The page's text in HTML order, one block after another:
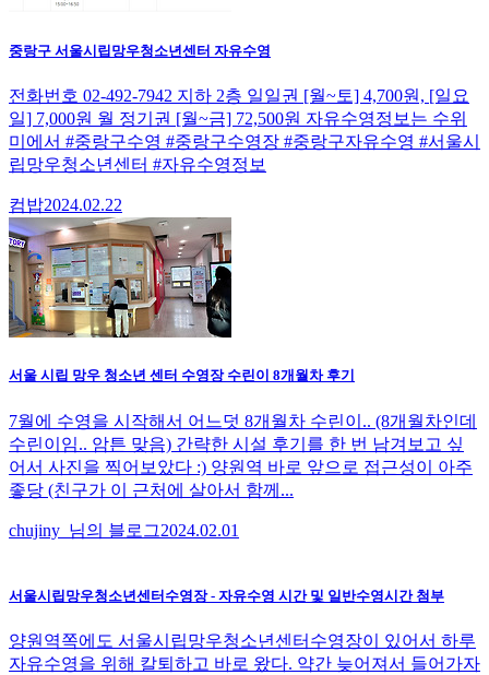
중랑구 서울시립망우청소년센터 자유수영
전화번호 02-492-7942 지하 2층 일일권 [월~토] 4,700원, [일요
일] 7,000원 월 정기권 [월~금] 72,500원 자유수영정보는 수위
미에서 #중랑구수영 #중랑구수영장 #중랑구자유수영 #서울시
립망우청소년센터 #자유수영정보
컴밥2024.02.22
서울 시립 망우 청소년 센터 수영장 수린이 8개월차 후기
7월에 수영을 시작해서 어느덧 8개월차 수린이.. (8개월차인데
수린이임.. 암튼 맞음) 간략한 시설 후기를 한 번 남겨보고 싶
어서 사진을 찍어보았다 :) 양원역 바로 앞으로 접근성이 아주
좋당 (친구가 이 근처에 살아서 함께...
chujiny_님의 블로그2024.02.01
서울시립망우청소년센터수영장 - 자유수영 시간 및 일반수영시간 첨부
양원역쪽에도 서울시립망우청소년센터수영장이 있어서 하루
자유수영을 위해 칼퇴하고 바로 왔다. 약간 늦어져서 들어가자